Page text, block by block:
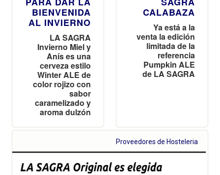
BIENVENIDA
AL INVIERNO
LA SAGRA
Invierno Miel y
Anís es una
cerveza estilo
Winter ALE de
color rojizo con
sabor
caramelizado y
aroma dulzón
CALABAZA
Ya está a la
venta la edición
limitada de la
referencia
Pumpkin ALE
de LA SAGRA
Proveedores de Hosteleria